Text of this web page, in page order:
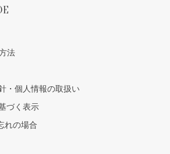
法
・個人情報の取扱い
づく表示
れの場合